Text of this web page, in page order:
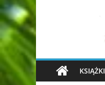
KSIĄŻKI